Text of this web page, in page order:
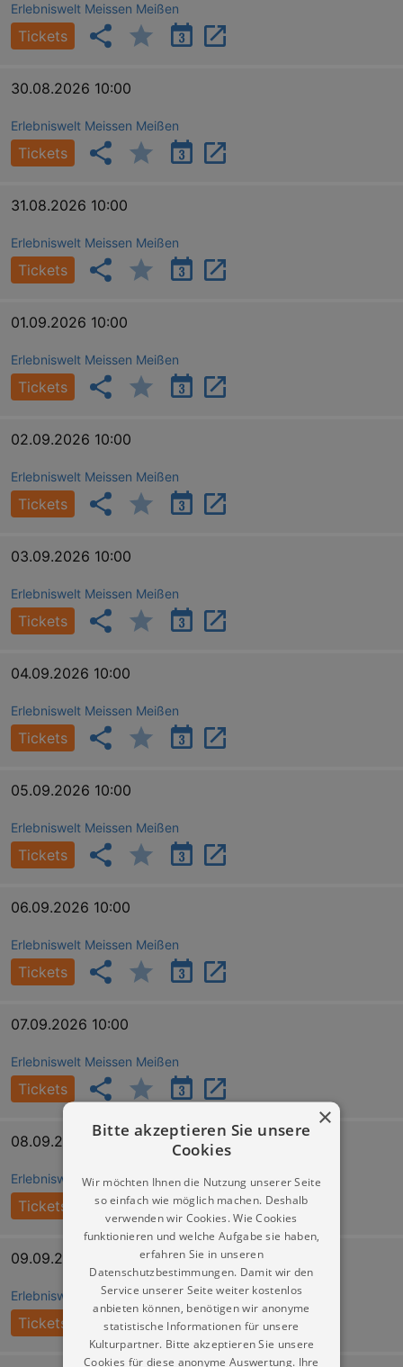
Erlebniswelt Meissen Meißen
Tickets
30.08.2026 10:00
Erlebniswelt Meissen Meißen
Tickets
31.08.2026 10:00
Erlebniswelt Meissen Meißen
Tickets
01.09.2026 10:00
Erlebniswelt Meissen Meißen
Tickets
02.09.2026 10:00
Erlebniswelt Meissen Meißen
Tickets
03.09.2026 10:00
Erlebniswelt Meissen Meißen
Tickets
04.09.2026 10:00
Erlebniswelt Meissen Meißen
Tickets
05.09.2026 10:00
Erlebniswelt Meissen Meißen
Tickets
06.09.2026 10:00
Erlebniswelt Meissen Meißen
Tickets
07.09.2026 10:00
Erlebniswelt Meissen Meißen
Tickets
08.09.2026 10:00
Erlebniswelt Meissen Meißen
Tickets
09.09.2026 10:00
Erlebniswelt Meissen Meißen
Tickets
×
Bitte akzeptieren Sie unsere
Cookies
Wir möchten Ihnen die Nutzung unserer Seite
so einfach wie möglich machen. Deshalb
verwenden wir Cookies. Wie Cookies
funktionieren und welche Aufgabe sie haben,
erfahren Sie in unseren
Datenschutzbestimmungen. Damit wir den
Service unserer Seite weiter kostenlos
anbieten können, benötigen wir anonyme
statistische Informationen für unsere
Kulturpartner. Bitte akzeptieren Sie unsere
Cookies für diese anonyme Auswertung. Ihre